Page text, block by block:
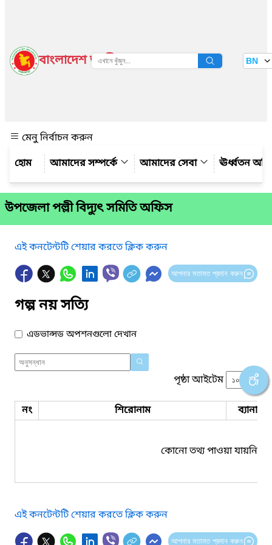
বাংলাদেশ জাতীয় তথ্য বাতায়ন BN
মেনু নির্বাচন করুন
আমাদের সম্পর্কে
আমাদের সেবা ঊর্ধ্বতন
উপজেলা পল্লী বিদ্যুৎ সমিতি অফিস
এই কনটেন্টটি শেয়ার করতে ক্লিক করুন
আপনার মতামত প্রদান করুন
গল্প নয় সত্যি
এডভান্সড অপশনগুলো দেখান
পৃষ্ঠা আইটেম
নং শিরোনাম ব্যানার
কোনো তথ্য পাওয়া যায়নি।
এই কনটেন্টটি শেয়ার করতে ক্লিক করুন
আপনার মতামত প্রদান করুন